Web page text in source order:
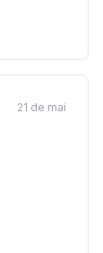
21 de mai